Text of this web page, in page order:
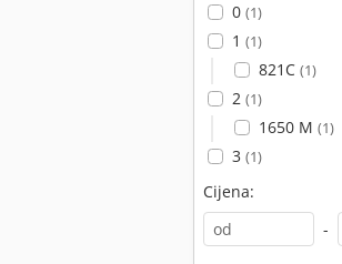
0 (1)
1 (1)
821C (1)
2 (1)
1650 M (1)
3 (1)
Cijena:
-